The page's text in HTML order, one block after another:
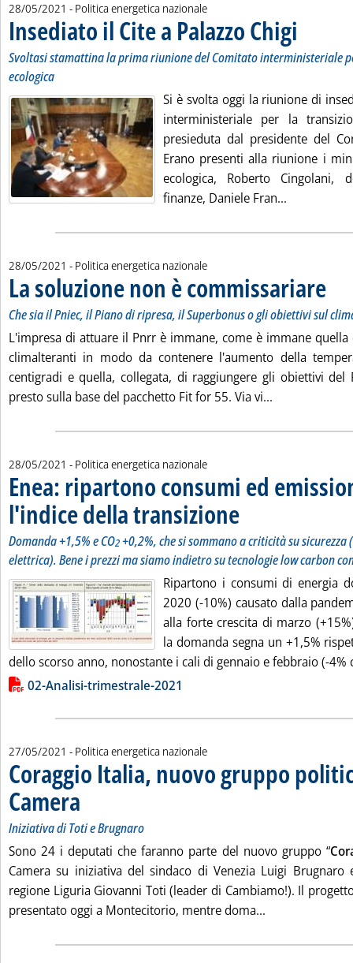
28/05/2021 - Politica energetica nazionale
Insediato il Cite a Palazzo Chigi
Svoltasi stamattina la prima riunione del Comitato interministeriale
ecologica
Si è svolta oggi la riunione di
interministeriale per la
presieduta dal presidente del
Erano presenti alla riunione i
ecologica, Roberto Cingolani,
finanze, Daniele Fran...
28/05/2021 - Politica energetica nazionale
La soluzione non è commissariare
Che sia il Pniec, il Piano di ripresa, il Superbonus o gli obiettivi sul
L'impresa di attuare il Pnrr è immane, come è immane
climalteranti in modo da contenere l'aumento della
centigradi e quella, collegata, di raggiungere gli obiettivi del
presto sulla base del pacchetto Fit for 55. Via vi...
28/05/2021 - Politica energetica nazionale
Enea: ripartono consumi ed
l'indice della transizione
Domanda +1,5% e CO2+0,2%, che si sommano a criticità su
elettrica). Bene i prezzi ma siamo indietro su tecnologie low carbon
Ripartono i consumi di energia
2020 (-10%) causato dalla
alla forte crescita di marzo
la domanda segna un +1,5%
dello scorso anno, nonostante i cali di gennaio e febbraio (-4%
Lista allegati PDF alla notizia
02-Analisi-trimestrale-2021
27/05/2021 - Politica energetica nazionale
Coraggio Italia, nuovo gruppo
Camera . Sottotitolo: Iniziativa di Toti e Brugnaro
. Pubblicata giovedì 27 maggio 2021 alle 12.19.
Iniziativa di Toti e Brugnaro
Sono 24 i deputati che faranno parte del nuovo gruppo “
Camera su iniziativa del sindaco di Venezia Luigi Brugnaro
regione Liguria Giovanni Toti (leader di Cambiamo!). Il
presentato oggi a Montecitorio, mentre doma...